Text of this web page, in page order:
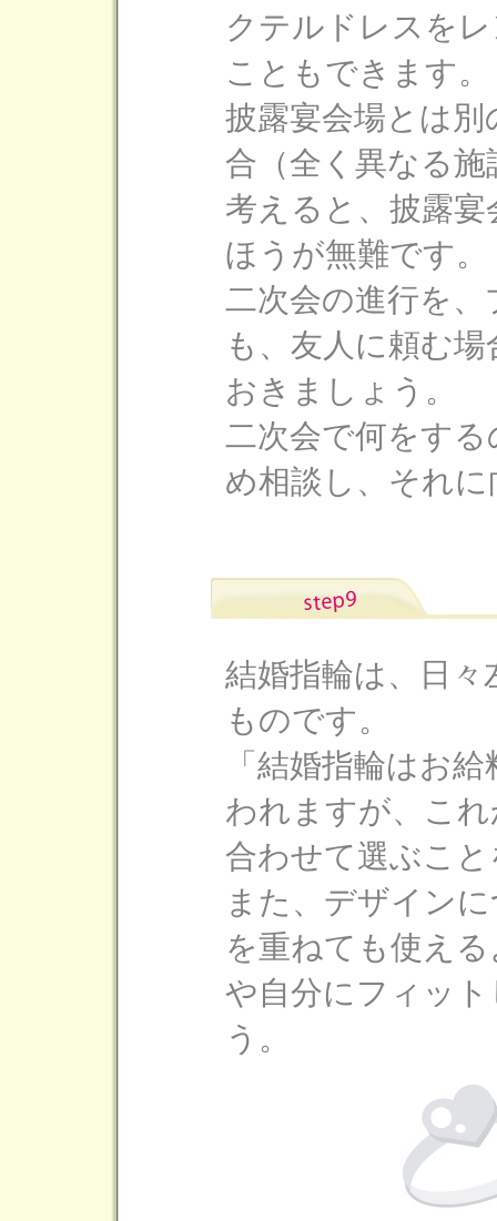
クテルドレスを
こともできます。
披露宴会場とは
合（全く異なる
考えると、披露
ほうが無難です。
二次会の進行を
も、友人に頼む
おきましょう。
二次会で何をす
め相談し、それ
結婚指輪は、日
ものです。
「結婚指輪はお
われますが、こ
合わせて選ぶこ
また、デザイン
を重ねても使え
や自分にフィッ
う。